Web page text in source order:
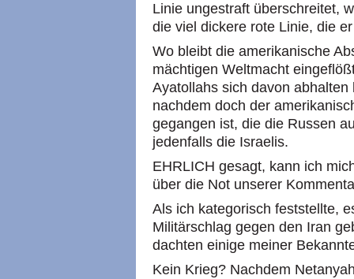
Linie ungestraft überschreitet,
die viel dickere rote Linie, die
Wo bleibt die amerikanische
mächtigen Weltmacht
Ayatollahs sich davon
nachdem doch der
gegangen ist, die die Russen
jedenfalls die Israelis.
EHRLICH gesagt, kann ich
über die Not unserer
Als ich kategorisch feststellte,
Militärschlag gegen den Iran
dachten einige meiner
Kein Krieg? Nachdem